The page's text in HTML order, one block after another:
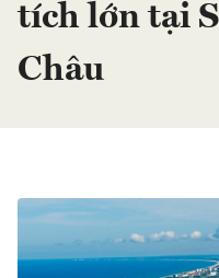
tích lớn tại
Châu